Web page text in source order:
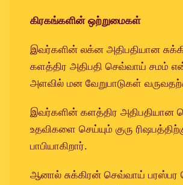
கிரகங்களின் ஒற்றுமைகள்
இவர்களின் லக்ன அதிபதியான
களத்திர அதிபதி செவ்வாய் சமம்
அளவில் மன வேறுபாடுகள்
இவர்களின் களத்திர அதிபதியான
உதவிகளை செய்யும் குரு
பாபியாகிறார்.
ஆனால் சுக்கிரன் செவ்வாய் பரஸ்பர